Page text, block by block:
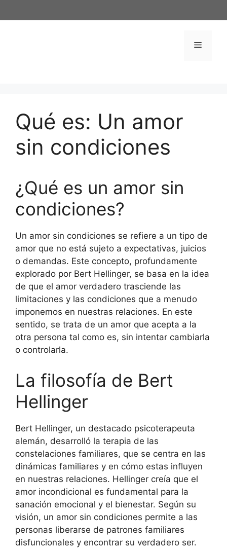
al
Menú
Qué es: Un amor
sin condiciones
¿Qué es un amor sin
condiciones?
Un amor sin condiciones se refiere a un tipo de
amor que no está sujeto a expectativas, juicios
o demandas. Este concepto, profundamente
explorado por Bert Hellinger, se basa en la idea
de que el amor verdadero trasciende las
limitaciones y las condiciones que a menudo
imponemos en nuestras relaciones. En este
sentido, se trata de un amor que acepta a la
otra persona tal como es, sin intentar cambiarla
o controlarla.
La filosofía de Bert
Hellinger
Bert Hellinger, un destacado psicoterapeuta
alemán, desarrolló la terapia de las
constelaciones familiares, que se centra en las
dinámicas familiares y en cómo estas influyen
en nuestras relaciones. Hellinger creía que el
amor incondicional es fundamental para la
sanación emocional y el bienestar. Según su
visión, un amor sin condiciones permite a las
personas liberarse de patrones familiares
disfuncionales y encontrar su verdadero ser.